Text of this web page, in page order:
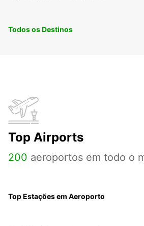
Todos os Destinos
Top Airports
200 aeroportos em todo o
Top Estações em Aeroporto